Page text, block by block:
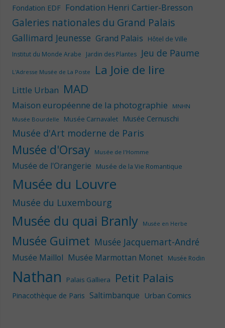
Fondation EDF Fondation Henri Cartier-Bresson
Galeries nationales du Grand Palais
Gallimard Jeunesse Grand Palais Hôtel de Ville
Institut du Monde Arabe Jardin des Plantes Jeu de Paume
L'Adresse Musée de La Poste La Joie de lire
Little Urban MAD
Maison européenne de la photographie
MNHN
Musée Bourdelle
Musée Carnavalet Musée Cernuschi
Musée d'Art moderne de Paris
Musée d'Orsay Musée de l'Homme
Musée de l'Orangerie Musée de la Vie Romantique
Musée du Louvre
Musée du Luxembourg
Musée du quai Branly Musée en Herbe
Musée Guimet Musée Jacquemart-André
Musée Maillol Musée Marmottan Monet Musée Rodin
Nathan Palais Galliera Petit Palais
Pinacothèque de Paris Saltimbanque Urban Comics